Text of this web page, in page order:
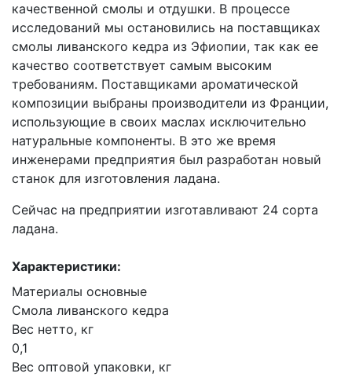
качественной смолы и отдушки. В процессе
исследований мы остановились на поставщиках
смолы ливанского кедра из Эфиопии, так как ее
качество соответствует самым высоким
требованиям. Поставщиками ароматической
композиции выбраны производители из Франции,
использующие в своих маслах исключительно
натуральные компоненты. В это же время
инженерами предприятия был разработан новый
станок для изготовления ладана.
Сейчас на предприятии изготавливают 24 сорта
ладана.
Характеристики:
Материалы основные
Смола ливанского кедра
Вес нетто, кг
0,1
Вес оптовой упаковки, кг